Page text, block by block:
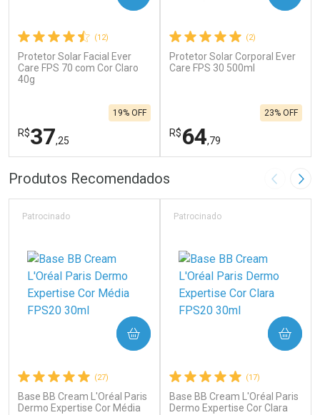
(12)
Protetor Solar Facial Ever
Care FPS 70 com Cor Claro
40g
R$37,25
19% OFF
FECHAR
Laboratório
Ativar Desconto
FECHAR
Por Menos
(2)
Protetor Solar Corporal Ever
Care FPS 30 500ml
R$64,79
23% OFF
Laboratório
Ativar Desconto
Por Menos
Produtos Recomendados Imagem
(27)
Base BB Cream L'Oréal Paris
Dermo Expertise Cor Média
Patrocinado
COMPRAR
(17)
Base BB Cream L'Oréal Paris
Dermo Expertise Cor Clara
Patrocinado
COMPRAR